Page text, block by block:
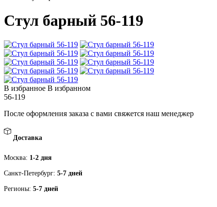
Стул барный 56-119
В избранное В избранном
56-119
После оформления заказа с вами свяжется наш менеджер
Доставка
Москва: 1-2 дня
Санкт-Петербург: 5-7 дней
Регионы: 5-7 дней